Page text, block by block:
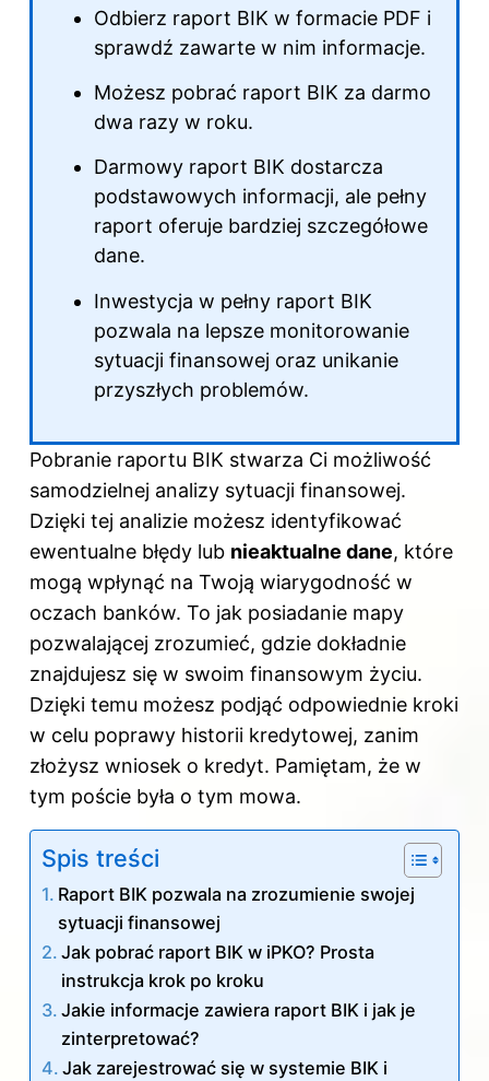
Odbierz raport BIK w formacie PDF i
sprawdź zawarte w nim informacje.
Możesz pobrać raport BIK za darmo
dwa razy w roku.
Darmowy raport BIK dostarcza
podstawowych informacji, ale pełny
raport oferuje bardziej szczegółowe
dane.
Inwestycja w pełny raport BIK
pozwala na lepsze monitorowanie
sytuacji finansowej oraz unikanie
przyszłych problemów.
Pobranie raportu BIK stwarza Ci możliwość
samodzielnej analizy sytuacji finansowej.
Dzięki tej analizie możesz identyfikować
ewentualne błędy lub nieaktualne dane, które
mogą wpłynąć na Twoją wiarygodność w
oczach banków. To jak posiadanie mapy
pozwalającej zrozumieć, gdzie dokładnie
znajdujesz się w swoim finansowym życiu.
Dzięki temu możesz podjąć odpowiednie kroki
w celu poprawy historii kredytowej, zanim
złożysz wniosek o kredyt. Pamiętam, że w
tym poście była o tym mowa.
Spis treści
Raport BIK pozwala na zrozumienie swojej
sytuacji finansowej
Jak pobrać raport BIK w iPKO? Prosta
instrukcja krok po kroku
Jakie informacje zawiera raport BIK i jak je
zinterpretować?
Jak zarejestrować się w systemie BIK i